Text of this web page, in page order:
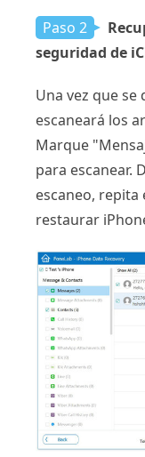
Paso 2
seguridad de
Una vez que
escaneará los
Marque
para escanear.
escaneo, repita
restaurar